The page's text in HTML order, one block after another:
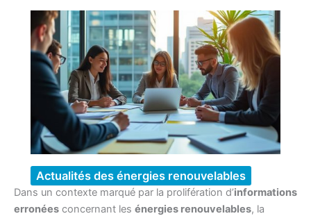
Actualités des énergies renouvelables
Dans un contexte marqué par la prolifération d’informations
erronées concernant les énergies renouvelables, la